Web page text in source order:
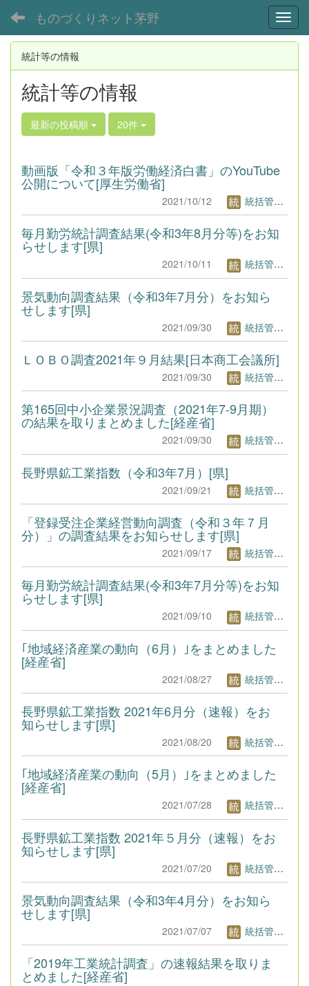
ものづくりネット茅野
統計等の情報
統計等の情報
最新の投稿順 20件
動画版「令和３年版労働経済白書」のYouTube
公開について[厚生労働省]
2021/10/12 統括管理者1
毎月勤労統計調査結果(令和3年8月分等)をお知
らせします[県]
2021/10/11 統括管理者1
景気動向調査結果（令和3年7月分）をお知ら
せします[県]
2021/09/30 統括管理者1
ＬＯＢＯ調査2021年９月結果[日本商工会議所]
2021/09/30 統括管理者1
第165回中小企業景況調査（2021年7-9月期）
の結果を取りまとめました[経産省]
2021/09/30 統括管理者1
長野県鉱工業指数（令和3年7月）[県]
2021/09/21 統括管理者1
「登録受注企業経営動向調査（令和３年７月
分）」の調査結果をお知らせします[県]
2021/09/17 統括管理者1
毎月勤労統計調査結果(令和3年7月分等)をお知
らせします[県]
2021/09/10 統括管理者1
｢地域経済産業の動向（6月）｣をまとめました
[経産省]
2021/08/27 統括管理者1
長野県鉱工業指数 2021年6月分（速報）をお
知らせします[県]
2021/08/20 統括管理者1
｢地域経済産業の動向（5月）｣をまとめました
[経産省]
2021/07/28 統括管理者1
長野県鉱工業指数 2021年５月分（速報）をお
知らせします[県]
2021/07/20 統括管理者1
景気動向調査結果（令和3年4月分）をお知ら
せします[県]
2021/07/07 統括管理者1
「2019年工業統計調査」の速報結果を取りま
とめました[経産省]